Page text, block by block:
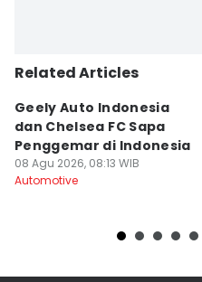
Related Articles
Geely Auto Indonesia
dan Chelsea FC Sapa
Penggemar di Indonesia
08 Agu 2026, 08:13 WIB
Automotive